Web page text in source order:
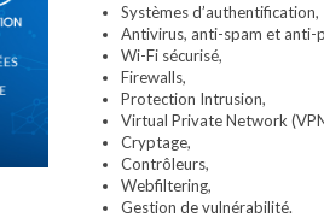
Systèmes d’authentification,
Antivirus, anti-spam et anti-
Wi-Fi sécurisé,
Firewalls,
Protection Intrusion,
Virtual Private Network
Cryptage,
Contrôleurs,
Webfiltering,
Gestion de vulnérabilité.